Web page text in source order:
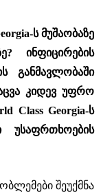
ს მუშაობაზე
ინფიცირების
კიდევ უფრო
Class Georgia-ს
შეუქმნა